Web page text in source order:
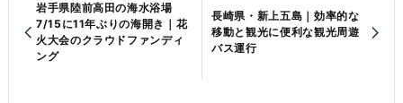
岩手県陸前高田の海水浴場
7/15に11年ぶりの海開き｜花
火大会のクラウドファンディ
ング
長崎県・新上五島｜効率的な
移動と観光に便利な観光周遊
バス運行